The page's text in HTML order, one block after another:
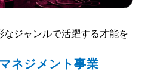
ジャンルで活躍する才能を
ネジメント事業